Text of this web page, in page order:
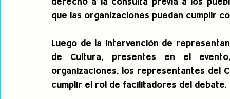
derecho a la consulta previa a los
que las organizaciones puedan cumplir
Luego de la intervención de
de Cultura, presentes en el
organizaciones, los representantes del
cumplir el rol de facilitadores del debate.